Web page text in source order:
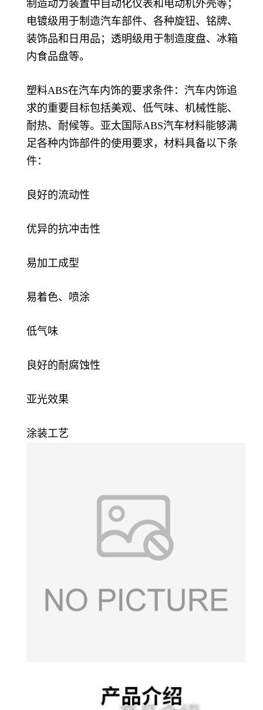
制造动力装置中自动化仪表和电动机外壳等；
电镀级用于制造汽车部件、各种旋钮、铭牌、
装饰品和日用品；透明级用于制造度盘、冰箱
内食品盘等。
塑料ABS在汽车内饰的要求条件：汽车内饰追
求的重要目标包括美观、低气味、机械性能、
耐热、耐候等。亚太国际ABS汽车材料能够满
足各种内饰部件的使用要求，材料具备以下条
件：
良好的流动性
优异的抗冲击性
易加工成型
易着色、喷涂
低气味
良好的耐腐蚀性
亚光效果
涂装工艺